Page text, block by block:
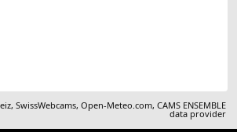
,SwissWebcams,Open-Meteo.com,CAMS ENSEMBLE
data provider